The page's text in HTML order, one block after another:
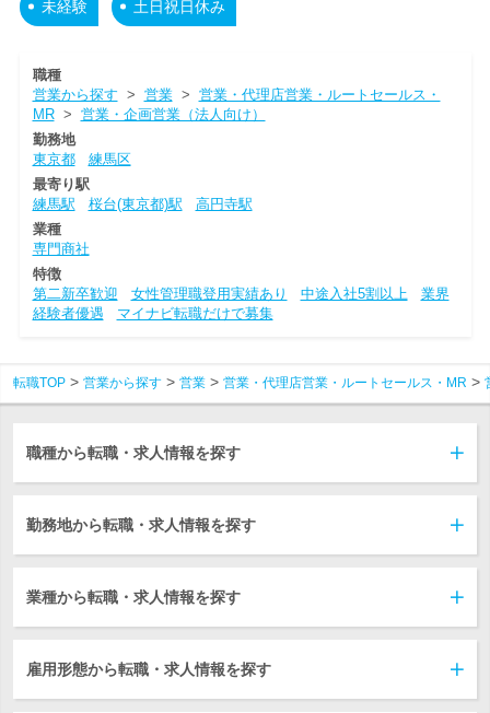
未経験 土日祝日休み
職種
営業から探す > 営業> 営業・代理店営業・ルートセールス・
MR> 営業・企画営業（法人向け）
勤務地
東京都
練馬区
最寄り駅
練馬駅
桜台(東京都)駅
高円寺駅
業種
専門商社
特徴
第二新卒歓迎
女性管理職登用実績あり 中途入社5割以上
業界
経験者優遇
マイナビ転職だけで募集
転職TOP 営業から探す 営業 営業・代理店営業・ルートセールス・MR
職種から転職・求人情報を探す
勤務地から転職・求人情報を探す
業種から転職・求人情報を探す
雇用形態から転職・求人情報を探す